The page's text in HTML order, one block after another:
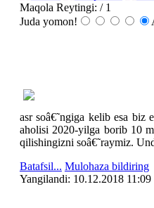
Maqola Reytingi: / 1
Juda yomon!
asr soâ€˜ngiga kelib esa
aholisi 2020-yilga borib 10
qilishingizni soâ€˜raymiz.
Batafsil... Mulohaza bildiring
Yangilаndi: 10.12.2018 11:09